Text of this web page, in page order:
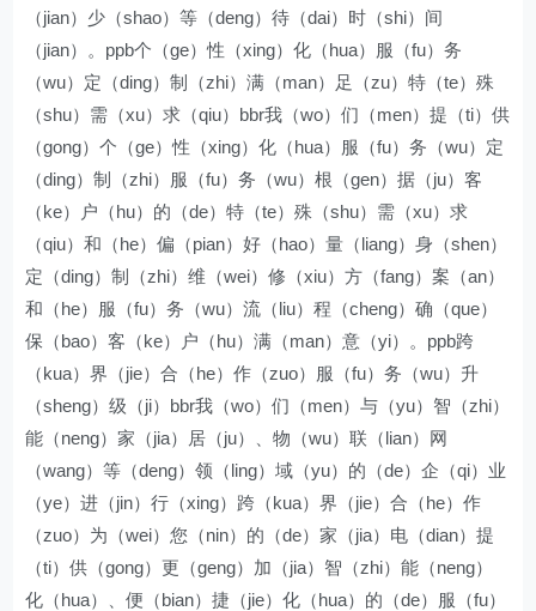
（jian）少（shao）等（deng）待（dai）时（shi）间
（jian）。ppb个（ge）性（xing）化（hua）服（fu）务
（wu）定（ding）制（zhi）满（man）足（zu）特（te）殊
（shu）需（xu）求（qiu）bbr我（wo）们（men）提（ti）供
（gong）个（ge）性（xing）化（hua）服（fu）务（wu）定
（ding）制（zhi）服（fu）务（wu）根（gen）据（ju）客
（ke）户（hu）的（de）特（te）殊（shu）需（xu）求
（qiu）和（he）偏（pian）好（hao）量（liang）身（shen）
定（ding）制（zhi）维（wei）修（xiu）方（fang）案（an）
和（he）服（fu）务（wu）流（liu）程（cheng）确（que）
保（bao）客（ke）户（hu）满（man）意（yi）。ppb跨
（kua）界（jie）合（he）作（zuo）服（fu）务（wu）升
（sheng）级（ji）bbr我（wo）们（men）与（yu）智（zhi）
能（neng）家（jia）居（ju）、物（wu）联（lian）网
（wang）等（deng）领（ling）域（yu）的（de）企（qi）业
（ye）进（jin）行（xing）跨（kua）界（jie）合（he）作
（zuo）为（wei）您（nin）的（de）家（jia）电（dian）提
（ti）供（gong）更（geng）加（jia）智（zhi）能（neng）
化（hua）、便（bian）捷（jie）化（hua）的（de）服（fu）